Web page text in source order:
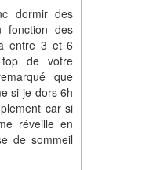
dormir des
fonction des
entre 3 et 6
de votre
que
si je dors 6h
car si
réveille en
de sommeil